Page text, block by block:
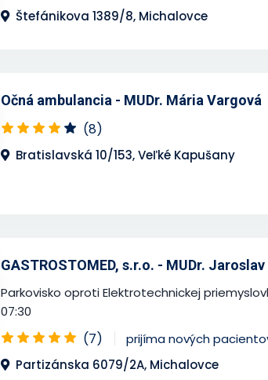
Štefánikova 1389/8, Michalovce
Očná ambulancia - MUDr. Mária Vargová
(8)
Bratislavská 10/153, Veľké Kapušany
GASTROSTOMED, s.r.o. - MUDr.
Parkovisko oproti Elektrotechnickej
07:30
(7)
prijíma nových
Partizánska 6079/2A, Michalovce